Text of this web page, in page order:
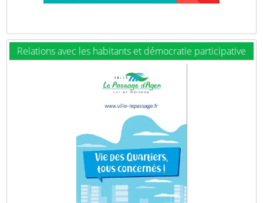
Relations avec les habitants et démocratie participative